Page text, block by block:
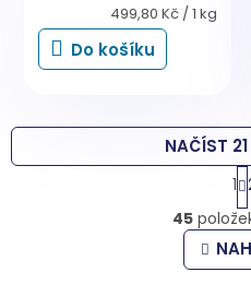
Měrná
cena:
499,80 Kč / 1 kg
Do košíku
O
l
NAČÍST
t
r
1
45